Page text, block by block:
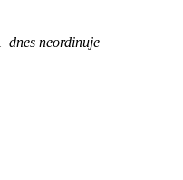
dnes neordinuje